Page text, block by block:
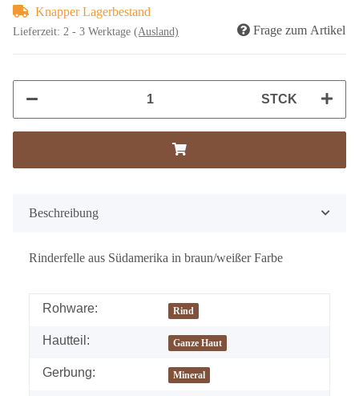
Knapper Lagerbestand
Lieferzeit: 2 - 3 Werktage (Ausland) Frage zum Artikel
STCK
Beschreibung
Rinderfelle aus Südamerika in braun/weißer Farbe
Rohware: Rind
Hautteil: Ganze Haut
Gerbung: Mineral